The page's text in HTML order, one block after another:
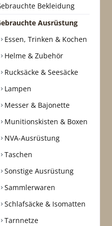
Bekleidung
Ausrüstung
Essen, Trinken & Kochen
Helme & Zubehör
Rucksäcke & Seesäcke
Lampen
Messer & Bajonette
Munitionskisten & Boxen
NVA-Ausrüstung
Taschen
Sonstige Ausrüstung
Sammlerwaren
Schlafsäcke & Isomatten
Tarnnetze